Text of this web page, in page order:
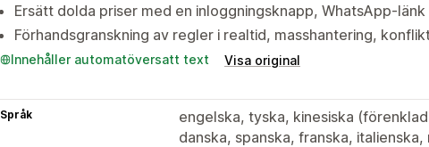
Ersätt dolda priser med en inloggningsknapp, WhatsApp-
Förhandsgranskning av regler i realtid, masshantering,
Innehåller automatöversatt text Visa original
Språk
engelska, tyska, kinesiska
danska, spanska, franska,